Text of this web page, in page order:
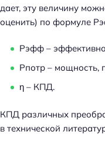
дает, эту величину
оценить) по формуле
Рэфф –
Рпотр – мощность,
η – КПД.
КПД различных
в технической